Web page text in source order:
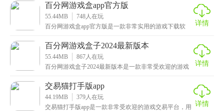
百分网游戏盒app官方版
55.44MB 748 人在玩
百分网游戏盒app官方版是一款非常实用的游戏下载软
详情
百分网游戏盒子2024最新版本
55.44MB 867 人在玩
百分网游戏盒子2024最新版本是一款非常受欢迎的游戏
详情
交易猫打手版app
44.19MB 379 人在玩
交易猫打手版app是一款非常受欢迎的游戏交易平台，用 详情